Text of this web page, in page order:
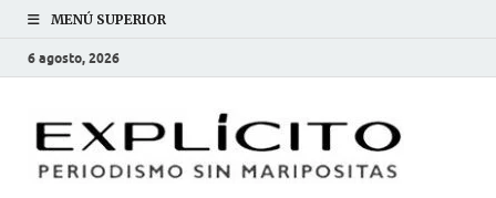
MENÚ SUPERIOR
6 agosto, 2026